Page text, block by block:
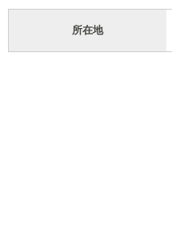
所在地